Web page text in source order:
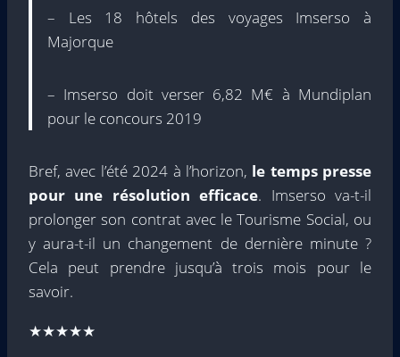
– Les 18 hôtels des voyages Imserso à
Majorque
– Imserso doit verser 6,82 M€ à Mundiplan
pour le concours 2019
Bref, avec l’été 2024 à l’horizon, le temps presse
pour une résolution efficace. Imserso va-t-il
prolonger son contrat avec le Tourisme Social, ou
y aura-t-il un changement de dernière minute ?
Cela peut prendre jusqu’à trois mois pour le
savoir.
★★★★★